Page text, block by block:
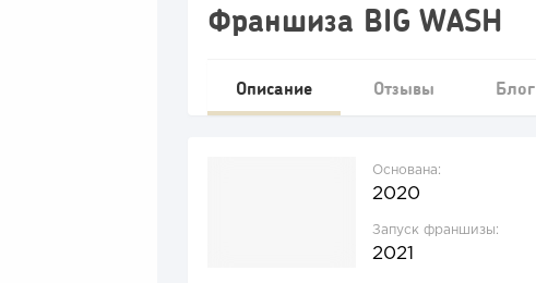
Франшиза BIG WASH
Описание Отзывы Блог
Основана:
2020
Запуск франшизы:
2021